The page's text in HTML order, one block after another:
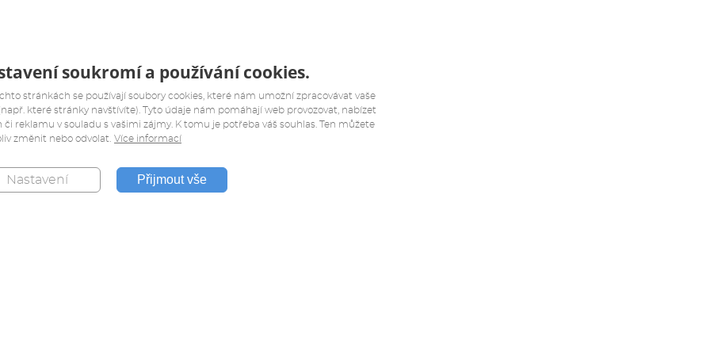
soukromí a používání cookies.
stránkách se používají soubory cookies, které nám umožní zpracovávat vaše
které stránky navštívíte). Tyto údaje nám pomáhají web provozovat, nabízet
či reklamu v souladu s vašimi zájmy. K tomu je potřeba váš souhlas. Ten můžete
změnit nebo odvolat. Více informací
Nastavení Přijmout vše